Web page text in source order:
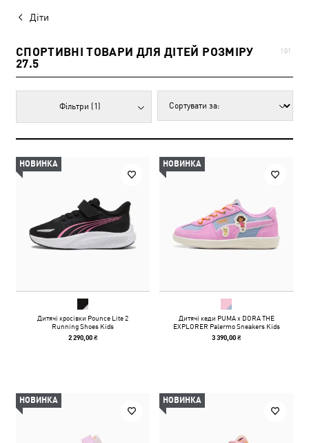
Діти
СПОРТИВНІ ТОВАРИ ДЛЯ ДІТЕЙ РОЗМІРУ
27.5
101
Фільтри (1)
НОВИНКА
Дитячі кросівки Pounce Lite 2
Running Shoes Kids
2 290,00 ₴
НОВИНКА
Дитячі кеди PUMA x DORA THE
EXPLORER Palermo Sneakers Kids
3 390,00 ₴
НОВИНКА НОВИНКА